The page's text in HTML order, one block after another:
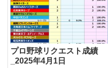
これで22.4%。リクエスト数362
回、成功81回、失敗281回となり
ました。 【リクエ...
プロ野球リクエスト成績
_2025年4月1日